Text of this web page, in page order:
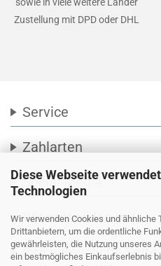
Diese Webseite
Technologien
Wir verwenden Cookies und ähnliche
Drittanbietern, um die ordentliche
gewährleisten, die Nutzung unseres
ein bestmögliches Einkaufserlebnis
Zustellung mit DPD oder DHL
Service
Zahlarten
Social Media
Wir versenden mit
Ihre persönliche Seite